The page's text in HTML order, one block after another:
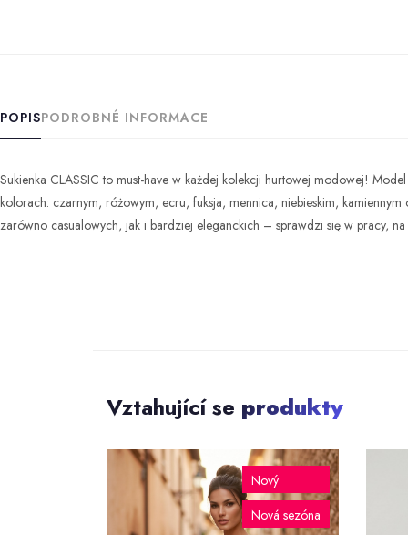
POPISPODROBNÉ INFORMACE
Sukienka CLASSIC to must-have w każdej kolekcji hurtowej modowej!
kolorach: czarnym, różowym, ecru, fuksja, mennica, niebieskim,
zarówno casualowych, jak i bardziej eleganckich – sprawdzi się w pracy,
Vztahující se produkty
Nový
Nová sezóna